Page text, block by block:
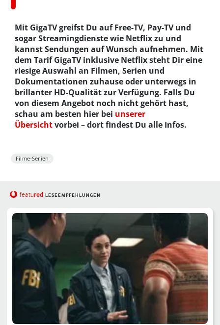
Mit GigaTV greifst Du auf Free-TV, Pay-TV und
sogar Streamingdienste wie Netflix zu und
kannst Sendungen auf Wunsch aufnehmen. Mit
dem Tarif GigaTV inklusive Netflix steht Dir eine
riesige Auswahl an Filmen, Serien und
Dokumentationen zuhause oder unterwegs in
brillanter HD-Qualität zur Verfügung. Falls Du
von diesem Angebot noch nicht gehört hast,
schau am besten hier bei unserer
Übersichtvorbei – dort findest Du alle Infos.
Filme-Serien
featured LESEEMPFEHLUNGEN